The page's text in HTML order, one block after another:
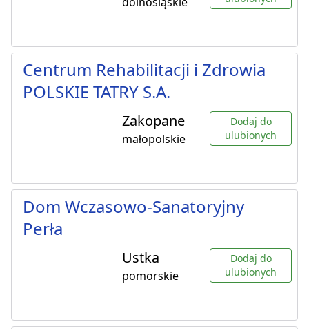
Centrum Rehabilitacji i Zdrowia
POLSKIE TATRY S.A.
Zakopane
małopolskie
Dodaj do
ulubionych
Dom Wczasowo-Sanatoryjny
Perła
Ustka
pomorskie
Dodaj do
ulubionych